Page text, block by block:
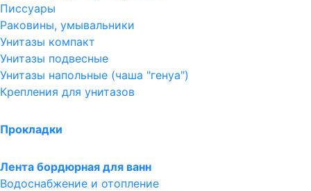
Писсуары
Раковины, умывальники
Унитазы компакт
Унитазы подвесные
Унитазы напольные (чаша "генуа")
Крепления для унитазов
Прокладки
Лента бордюрная для ванн
Водоснабжение и отопление